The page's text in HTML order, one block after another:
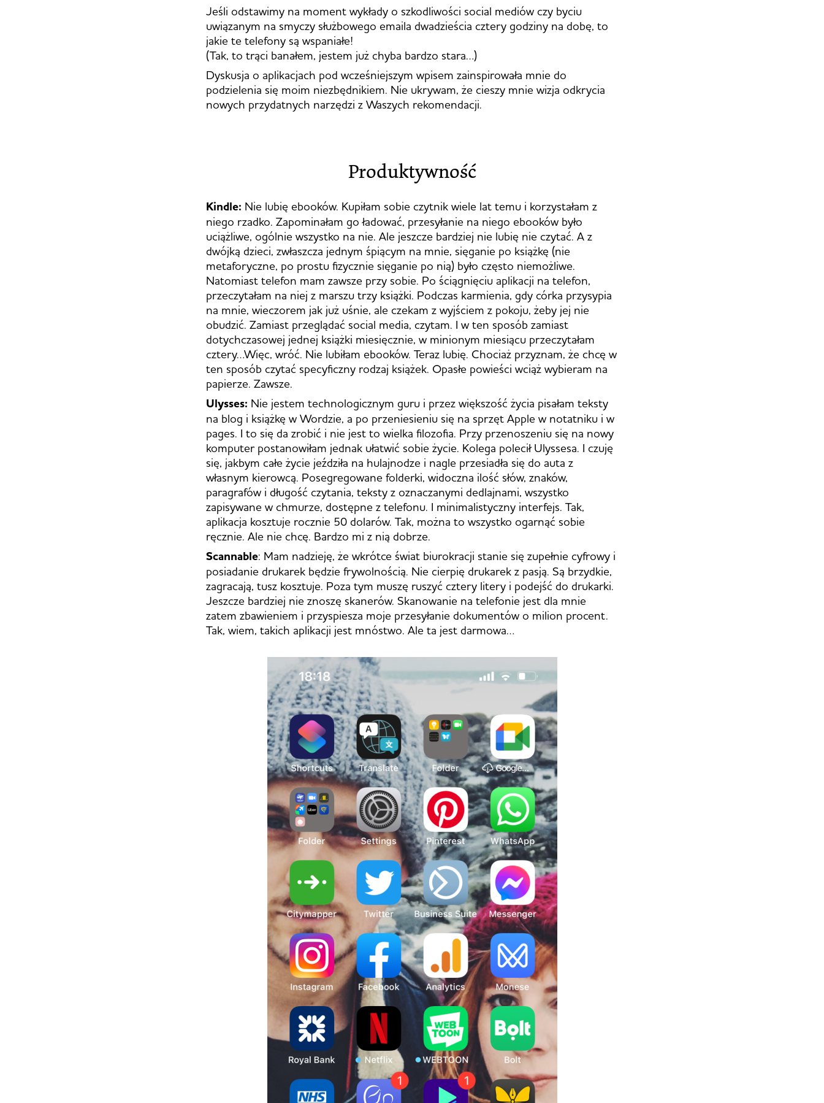
Jeśli odstawimy na moment wykłady o szkodliwości social mediów czy byciu
uwiązanym na smyczy służbowego emaila dwadzieścia cztery godziny na dobę, to
jakie te telefony są wspaniałe!
(Tak, to trąci banałem, jestem już chyba bardzo stara…)
Dyskusja o aplikacjach pod wcześniejszym wpisem zainspirowała mnie do
podzielenia się moim niezbędnikiem. Nie ukrywam, że cieszy mnie wizja odkrycia
nowych przydatnych narzędzi z Waszych rekomendacji.
Produktywność
Kindle: Nie lubię ebooków. Kupiłam sobie czytnik wiele lat temu i korzystałam z
niego rzadko. Zapominałam go ładować, przesyłanie na niego ebooków było
uciążliwe, ogólnie wszystko na nie. Ale jeszcze bardziej nie lubię nie czytać. A z
dwójką dzieci, zwłaszcza jednym śpiącym na mnie, sięganie po książkę (nie
metaforyczne, po prostu fizycznie sięganie po nią) było często niemożliwe.
Natomiast telefon mam zawsze przy sobie. Po ściągnięciu aplikacji na telefon,
przeczytałam na niej z marszu trzy książki. Podczas karmienia, gdy córka przysypia
na mnie, wieczorem jak już uśnie, ale czekam z wyjściem z pokoju, żeby jej nie
obudzić. Zamiast przeglądać social media, czytam. I w ten sposób zamiast
dotychczasowej jednej książki miesięcznie, w minionym miesiącu przeczytałam
cztery…Więc, wróć. Nie lubiłam ebooków. Teraz lubię. Chociaż przyznam, że chcę w
ten sposób czytać specyficzny rodzaj książek. Opasłe powieści wciąż wybieram na
papierze. Zawsze.
Ulysses: Nie jestem technologicznym guru i przez większość życia pisałam teksty
na blog i książkę w Wordzie, a po przeniesieniu się na sprzęt Apple w notatniku i w
pages. I to się da zrobić i nie jest to wielka filozofia. Przy przenoszeniu się na nowy
komputer postanowiłam jednak ułatwić sobie życie. Kolega polecił Ulyssesa. I czuję
się, jakbym całe życie jeździła na hulajnodze i nagle przesiadła się do auta z
własnym kierowcą. Posegregowane folderki, widoczna ilość słów, znaków,
paragrafów i długość czytania, teksty z oznaczanymi dedlajnami, wszystko
zapisywane w chmurze, dostępne z telefonu. I minimalistyczny interfejs. Tak,
aplikacja kosztuje rocznie 50 dolarów. Tak, można to wszystko ogarnąć sobie
ręcznie. Ale nie chcę. Bardzo mi z nią dobrze.
Scannable: Mam nadzieję, że wkrótce świat biurokracji stanie się zupełnie cyfrowy i
posiadanie drukarek będzie frywolnością. Nie cierpię drukarek z pasją. Są brzydkie,
zagracają, tusz kosztuje. Poza tym muszę ruszyć cztery litery i podejść do drukarki.
Jeszcze bardziej nie znoszę skanerów. Skanowanie na telefonie jest dla mnie
zatem zbawieniem i przyspiesza moje przesyłanie dokumentów o milion procent.
Tak, wiem, takich aplikacji jest mnóstwo. Ale ta jest darmowa…